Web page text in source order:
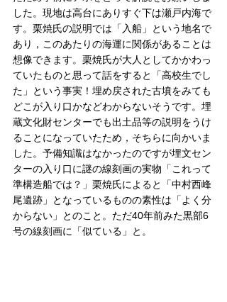
した。現地は高台にありすぐ下は瀬戸内海で
す。栗焼氏の説明では「入船」という地名で
あり，このあたりの海運に関係があることは
想像できます。栗焼氏が大人としてかかわっ
ていたものと思って話をすると「高校生でし
た」という事実！埋め戻された古墳をみても
どこが入り口かなどわからないそうです。埋
蔵文化財センターでも出土品等の説明をうけ
ることになっていたため，そちらに向かいま
した。予備知識はなかったのですが埋文セン
ターの入り口に謎の線刻画の実物「これって
準構造船では？」栗焼氏によると「中村西峰
尾遺跡」となっているものの素性は「よく分
からない」とのこと。ただ40年前みた黒部6
号の線刻画に「似ている」と。